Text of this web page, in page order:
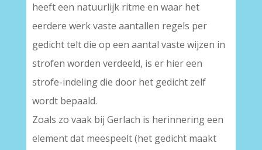
heeft een natuurlijk ritme en waar het
eerdere werk vaste aantallen regels per
gedicht telt die op een aantal vaste wijzen in
strofen worden verdeeld, is er hier een
strofe-indeling die door het gedicht zelf
wordt bepaald.
Zoals zo vaak bij Gerlach is herinnering een
element dat meespeelt (het gedicht maakt